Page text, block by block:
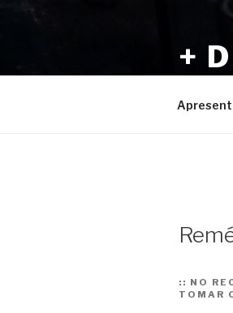
Pular
+
:: NO
TOMAR